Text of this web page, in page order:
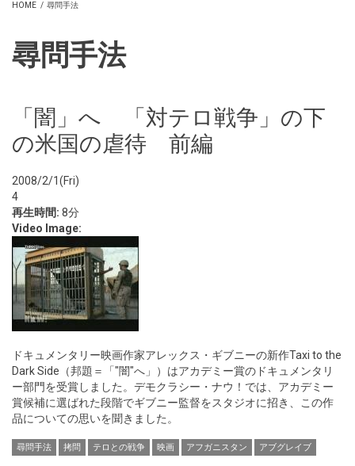
HOME / 尋問手法
尋問手法
「闇」へ 「対テロ戦争」の下
の米国の虐待 前編
2008/2/1(Fri)
4
再生時間: 8分
Video Image:
ドキュメンタリー映画作家アレックス・ギブニーの新作Taxi to the
Dark Side（邦題＝「"闇"へ」）はアカデミー賞のドキュメンタリ
ー部門を受賞しました。デモクラシー・ナウ！では、アカデミー
賞候補に選ばれた段階でギブニー監督をスタジオに招き、この作
品についての思いを聞きました。
尋問手法 拷問 テロとの戦争 映画 アフガニスタン アブグレイブ